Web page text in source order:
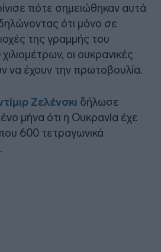
πότε σημειώθηκαν αυτά
ότι μόνο σε
της γραμμής του
οι ουκρανικές
να έχουν την πρωτοβουλία.
Ζελένσκι δήλωσε
μήνα ότι η Ουκρανία έχε
600 τετραγωνικά